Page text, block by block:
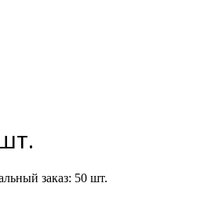
заказ: 50 шт.